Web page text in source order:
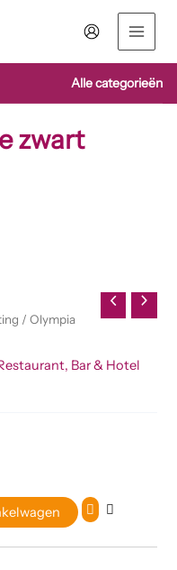
Alle categorieën
zwart
/ Olympia
Bar & Hotel